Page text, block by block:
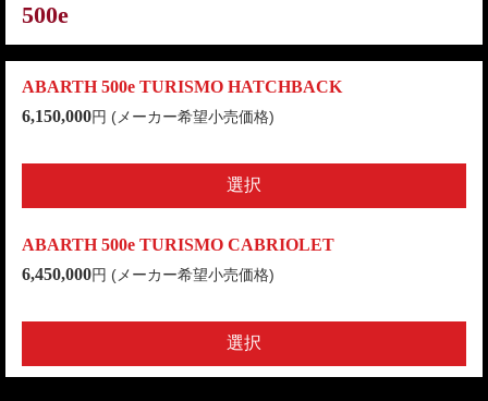
500e
ABARTH 500e TURISMO HATCHBACK
6,150,000円 (メーカー希望小売価格)
選択
ABARTH 500e TURISMO CABRIOLET
6,450,000円 (メーカー希望小売価格)
選択